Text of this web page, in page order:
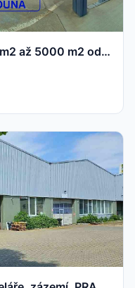
Nájem skladu či výroba, 500 m2 až 5000 m2 od 4/26, u BEROUNA (D5)